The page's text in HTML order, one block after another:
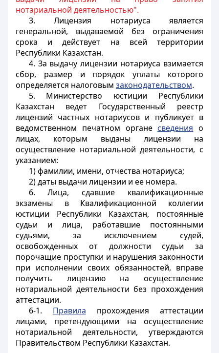
нотариальной деятельностью".
3. Лицензия нотариуса является
генеральной, выдаваемой без ограничения
срока и действует на всей территории
Республики Казахстан.
4. За выдачу лицензии нотариуса взимается
сбор, размер и порядок уплаты которого
определяется налоговым законодательством.
5. Министерство юстиции Республики
Казахстан ведет Государственный реестр
лицензий частных нотариусов и публикует в
ведомственном печатном органе сведения о
лицах, которым выданы лицензии на
осуществление нотариальной деятельности, с
указанием:
1) фамилии, имени, отчества нотариуса;
2) даты выдачи лицензии и ее номера.
6. Лица, сдавшие квалификационные
экзамены в Квалификационной коллегии
юстиции Республики Казахстан, постоянные
судьи и лица, работавшие постоянными
судьями, за исключением судей,
освобожденных от должности судьи за
порочащие проступки и нарушения законности
при исполнении своих обязанностей, вправе
получить лицензию на осуществление
нотариальной деятельности без прохождения
аттестации.
6-1. Правила прохождения аттестации
лицами, претендующими на осуществление
нотариальной деятельности, утверждаются
Правительством Республики Казахстан.